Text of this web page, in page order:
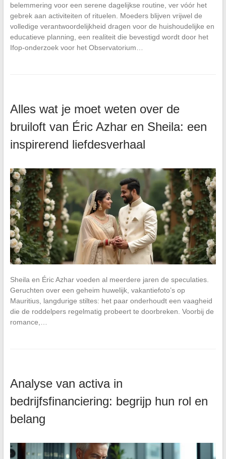
belemmering voor een serene dagelijkse routine, ver vóór het
gebrek aan activiteiten of rituelen. Moeders blijven vrijwel de
volledige verantwoordelijkheid dragen voor de huishoudelijke en
educatieve planning, een realiteit die bevestigd wordt door het
Ifop-onderzoek voor het Observatorium…
Alles wat je moet weten over de
bruiloft van Éric Azhar en Sheila: een
inspirerend liefdesverhaal
Sheila en Éric Azhar voeden al meerdere jaren de speculaties.
Geruchten over een geheim huwelijk, vakantiefoto’s op
Mauritius, langdurige stiltes: het paar onderhoudt een vaagheid
die de roddelpers regelmatig probeert te doorbreken. Voorbij de
romance,…
Analyse van activa in
bedrijfsfinanciering: begrijp hun rol en
belang